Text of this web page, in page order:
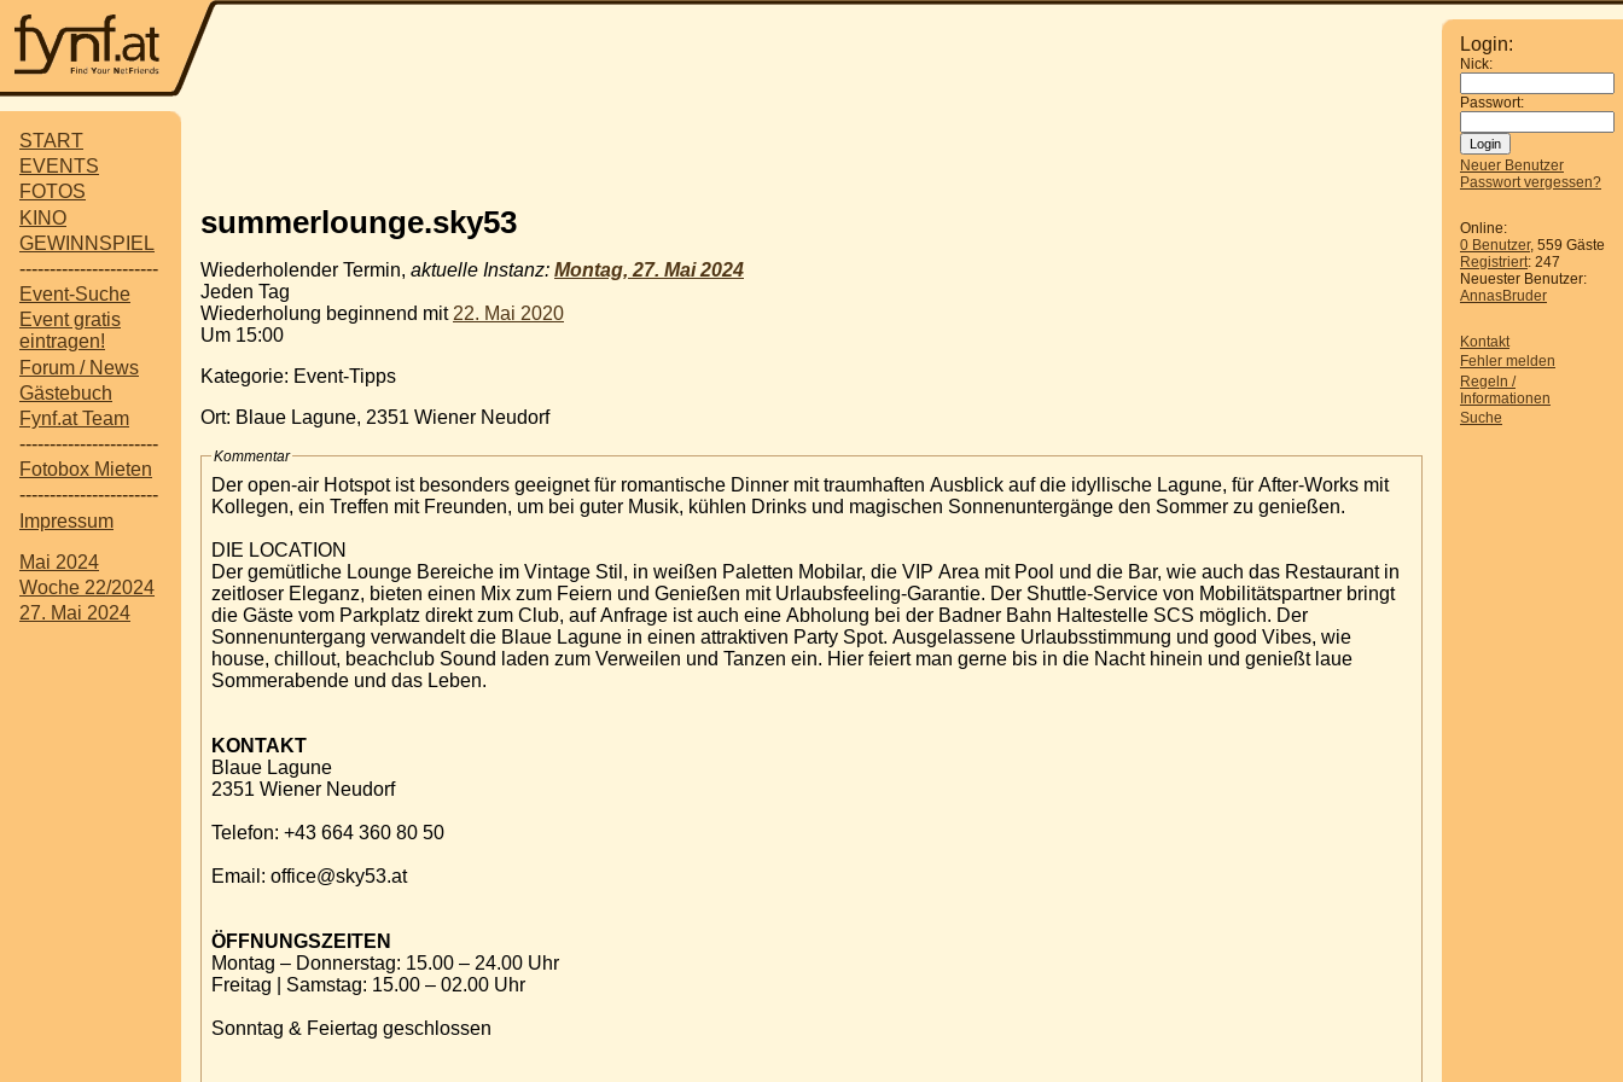
START
EVENTS
FOTOS
KINO
GEWINNSPIEL
-----------------------
Event-Suche
Event gratis
eintragen!
Forum / News
Gästebuch
Fynf.at Team
-----------------------
Fotobox Mieten
-----------------------
Impressum
Mai 2024
Woche 22/2024
27. Mai 2024
Login:
Nick:
Passwort:
Neuer Benutzer
Passwort vergessen?
Online:
0 Benutzer, 559 Gäste
Registriert: 247
Neuester Benutzer:
AnnasBruder
Kontakt
Fehler melden
Regeln /
Informationen
Suche
summerlounge.sky53
Wiederholender Termin, aktuelle Instanz: Montag, 27. Mai 2024
Jeden Tag
Wiederholung beginnend mit 22. Mai 2020
Um 15:00
Kategorie: Event-Tipps
Ort: Blaue Lagune, 2351 Wiener Neudorf
Kommentar
Der open-air Hotspot ist besonders geeignet für romantische Dinner mit traumhaften Ausblick auf die idyllische Lagune, für After-Works mit
Kollegen, ein Treffen mit Freunden, um bei guter Musik, kühlen Drinks und magischen Sonnenuntergänge den Sommer zu genießen.
DIE LOCATION
Der gemütliche Lounge Bereiche im Vintage Stil, in weißen Paletten Mobilar, die VIP Area mit Pool und die Bar, wie auch das Restaurant in
zeitloser Eleganz, bieten einen Mix zum Feiern und Genießen mit Urlaubsfeeling-Garantie. Der Shuttle-Service von Mobilitätspartner bringt
die Gäste vom Parkplatz direkt zum Club, auf Anfrage ist auch eine Abholung bei der Badner Bahn Haltestelle SCS möglich. Der
Sonnenuntergang verwandelt die Blaue Lagune in einen attraktiven Party Spot. Ausgelassene Urlaubsstimmung und good Vibes, wie
house, chillout, beachclub Sound laden zum Verweilen und Tanzen ein. Hier feiert man gerne bis in die Nacht hinein und genießt laue
Sommerabende und das Leben.
KONTAKT
Blaue Lagune
2351 Wiener Neudorf
Telefon: +43 664 360 80 50
Email: office@sky53.at
ÖFFNUNGSZEITEN
Montag – Donnerstag: 15.00 – 24.00 Uhr
Freitag | Samstag: 15.00 – 02.00 Uhr
Sonntag & Feiertag geschlossen